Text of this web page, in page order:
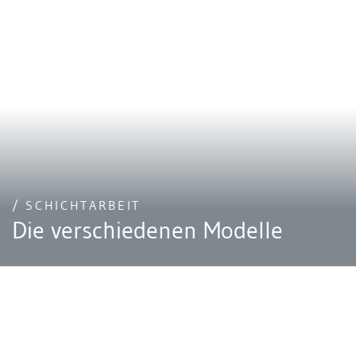
/ SCHICHTARBEIT
Die verschiedenen Modelle